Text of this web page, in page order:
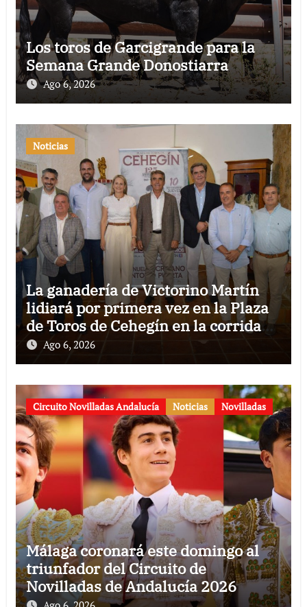
Los toros de Garcigrande para la
Semana Grande Donostiarra
Ago 6, 2026
Noticias
La ganadería de Victorino Martín
lidiará por primera vez en la Plaza
de Toros de Cehegín en la corrida
conmemorativa de su 125
aniversario
Ago 6, 2026
Circuito Novilladas Andalucía Noticias Novilladas
Málaga coronará este domingo al
triunfador del Circuito de
Novilladas de Andalucía 2026